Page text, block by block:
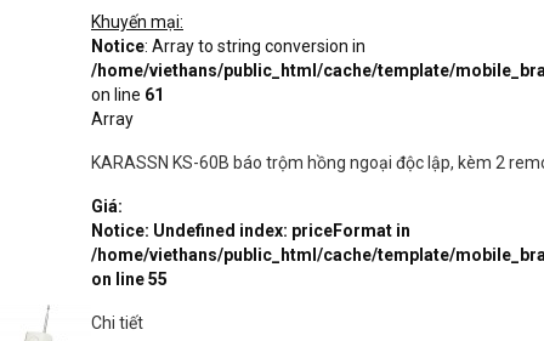
Khuyến mại:
Notice: Array to string conversion in
/home/viethans/public_html/cache/template/
on line 61
Array
KARASSN KS-60B báo trộm hồng ngoại độc lập, kèm 2
Giá:
Notice: Undefined index: priceFormat in
/home/viethans/public_html/cache/template/
on line55
Chi tiết